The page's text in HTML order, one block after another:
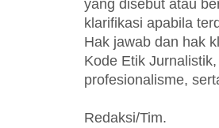
yang disebut atau
klarifikasi apabila
Hak jawab dan hak
Kode Etik
profesionalisme,
Redaksi/Tim.